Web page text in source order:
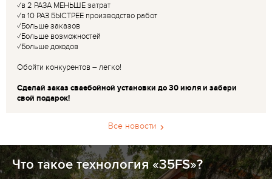
✓в 2 РАЗА МЕНЬШЕ затрат
✓в 10 РАЗ БЫСТРЕЕ производство работ
✓Больше заказов
✓Больше возможностей
✓Больше доходов
Обойти конкурентов – легко!
Сделай заказ сваебойной установки до 30 июля и забери
свой подарок!
Все новости
Что такое технология «35FS»?